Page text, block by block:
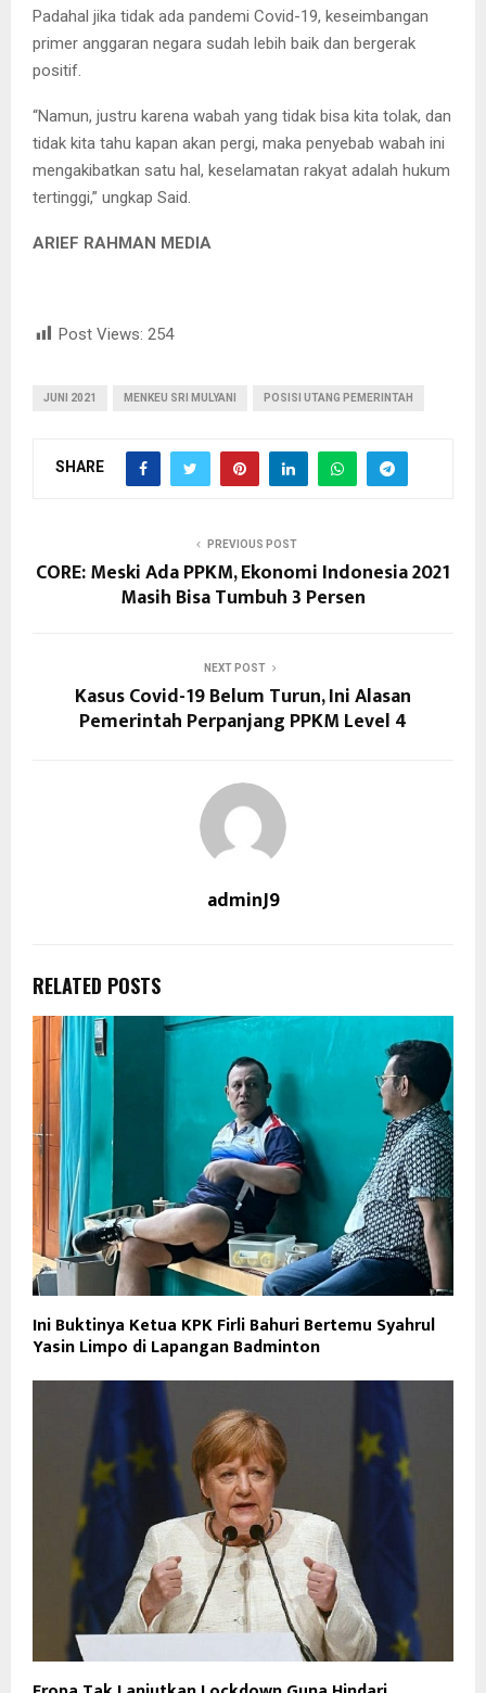
Padahal jika tidak ada pandemi Covid-19, keseimbangan
primer anggaran negara sudah lebih baik dan bergerak
positif.
“Namun, justru karena wabah yang tidak bisa kita tolak, dan
tidak kita tahu kapan akan pergi, maka penyebab wabah ini
mengakibatkan satu hal, keselamatan rakyat adalah hukum
tertinggi,” ungkap Said.
ARIEF RAHMAN MEDIA
Post Views: 254
JUNI 2021 MENKEU SRI MULYANI POSISI UTANG PEMERINTAH
SHARE
PREVIOUS POST
CORE: Meski Ada PPKM, Ekonomi Indonesia 2021
Masih Bisa Tumbuh 3 Persen
NEXT POST
Kasus Covid-19 Belum Turun, Ini Alasan
Pemerintah Perpanjang PPKM Level 4
adminJ9
RELATED POSTS
Ini Buktinya Ketua KPK Firli Bahuri Bertemu Syahrul
Yasin Limpo di Lapangan Badminton